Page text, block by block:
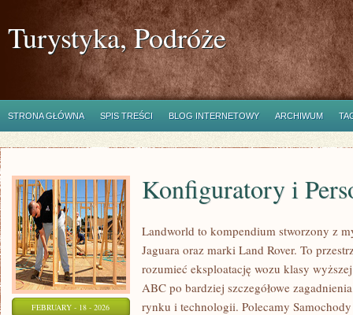
Turystyka, Podróże
STRONA GŁÓWNA SPIS TREŚCI BLOG INTERNETOWY ARCHIWUM
FEBRUARY - 18 - 2026
Konfiguratory i
Landworld to kompendium stworzony z
Jaguara oraz marki Land Rover. To
rozumieć eksploatację wozu klasy
ABC po bardziej szczegółowe
rynku i technologii. Polecamy